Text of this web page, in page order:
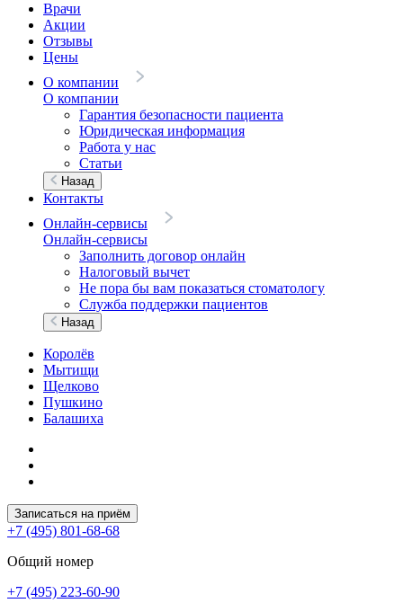
Врачи
Акции
Отзывы
Цены
О компании
О компании
Гарантия безопасности пациента
Юридическая информация
Работа у нас
Статьи
Назад
Контакты
Онлайн-сервисы
Онлайн-сервисы
Заполнить договор онлайн
Налоговый вычет
Не пора бы вам показаться стоматологу
Служба поддержки пациентов
Назад
Королёв
Мытищи
Щелково
Пушкино
Балашиха
Записаться на приём
+7 (495) 801-68-68
Общий номер
+7 (495) 223-60-90